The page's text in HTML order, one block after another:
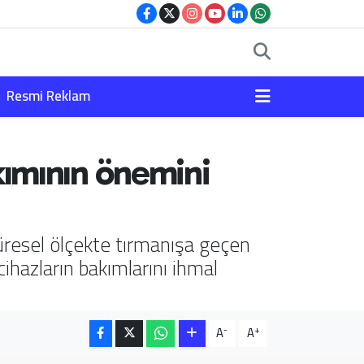
Resmi Reklam
önemini
ölçekte tırmanışa geçen
bakımlarını ihmal
A- A+